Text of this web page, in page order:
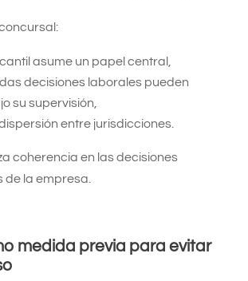
asume un papel central,
decisiones laborales pueden
su supervisión,
entre jurisdicciones.
coherencia en las decisiones
la empresa.
medida previa para evitar